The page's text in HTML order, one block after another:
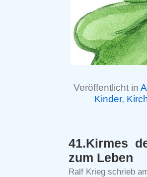
Veröffentlicht in
Kinder,
41.Kirmes
zum Leben
Ralf Krieg schrieb